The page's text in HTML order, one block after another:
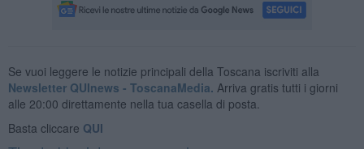
Se vuoi leggere le notizie principali della Toscana iscriviti alla
Newsletter QUInews - ToscanaMedia. Arriva gratis tutti i giorni
alle 20:00 direttamente nella tua casella di posta.
Basta cliccare QUI